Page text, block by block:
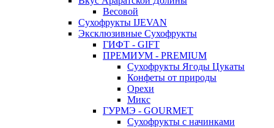
Весовой
Сухофрукты IJEVAN
Эксклюзивные Сухофрукты
ГИФТ - GIFT
ПРЕМИУМ - PREMIUM
Сухофрукты Ягоды Цукаты
Конфеты от природы
Орехи
Микс
ГУРМЭ - GOURMET
Сухофрукты с начинками